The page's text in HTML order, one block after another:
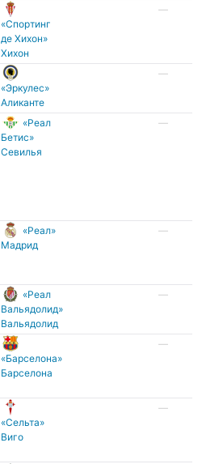
«Спортинг
де Хихон»
Хихон
—
«Эркулес»
Аликанте
—
«Реал
Бетис»
Севилья
—
«Реал»
Мадрид
—
«Реал
Вальядолид»
Вальядолид
—
«Барселона»
Барселона
—
«Сельта»
Виго
—